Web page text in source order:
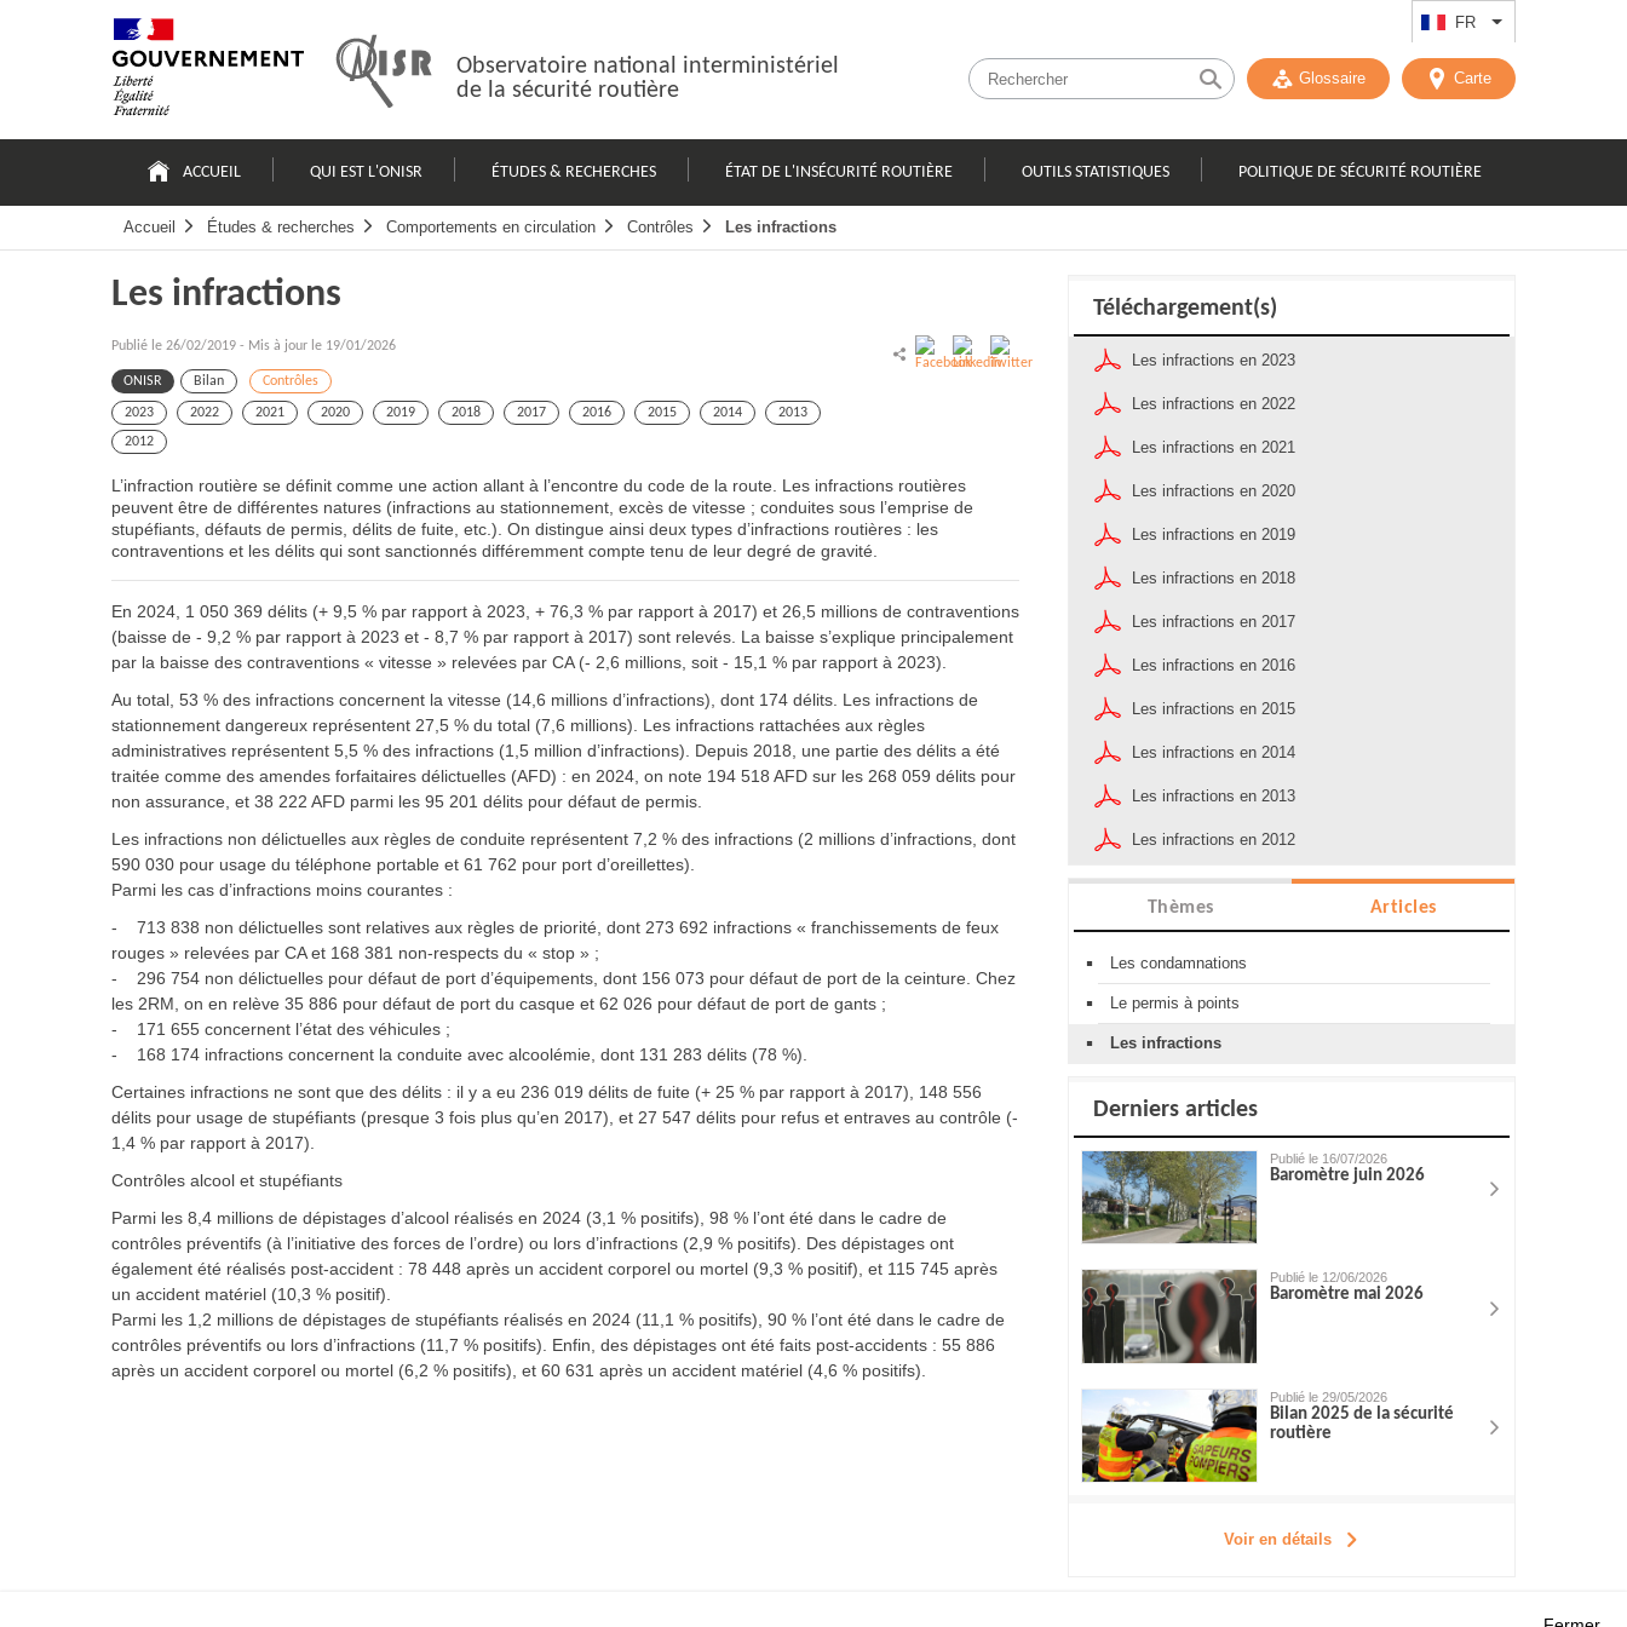
FR Lister les actions
Observatoire national interministériel
de la sécurité routière
Glossaire Carte
principale
ACCUEIL QUI EST L'ONISR ÉTUDES & RECHERCHES ÉTAT DE L'INSÉCURITÉ ROUTIÈRE OUTILS STATISTIQUES POLITIQUE DE SÉCURITÉ ROUTIÈRE
Accueil Études & recherches Comportements en circulation Contrôles Les infractions
Les infractions
Publié le 26/02/2019 - Mis à jour le 19/01/2026
ONISR Bilan Contrôles
2023 2022 2021 2020 2019 2018 2017 2016 2015 2014
2013
2012
L’infraction routière se définit comme une action allant à l’encontre du code de la route. Les infractions routières
peuvent être de différentes natures (infractions au stationnement, excès de vitesse ; conduites sous l’emprise de
stupéfiants, défauts de permis, délits de fuite, etc.). On distingue ainsi deux types d’infractions routières : les
contraventions et les délits qui sont sanctionnés différemment compte tenu de leur degré de gravité.
En 2024, 1 050 369 délits (+ 9,5 % par rapport à 2023, + 76,3 % par rapport à 2017) et 26,5 millions de contraventions
(baisse de - 9,2 % par rapport à 2023 et - 8,7 % par rapport à 2017) sont relevés. La baisse s’explique principalement
par la baisse des contraventions « vitesse » relevées par CA (- 2,6 millions, soit - 15,1 % par rapport à 2023).
Au total, 53 % des infractions concernent la vitesse (14,6 millions d’infractions), dont 174 délits. Les infractions de
stationnement dangereux représentent 27,5 % du total (7,6 millions). Les infractions rattachées aux règles
administratives représentent 5,5 % des infractions (1,5 million d’infractions). Depuis 2018, une partie des délits a été
traitée comme des amendes forfaitaires délictuelles (AFD) : en 2024, on note 194 518 AFD sur les 268 059 délits pour
non assurance, et 38 222 AFD parmi les 95 201 délits pour défaut de permis.
Les infractions non délictuelles aux règles de conduite représentent 7,2 % des infractions (2 millions d’infractions, dont
590 030 pour usage du téléphone portable et 61 762 pour port d’oreillettes).
Parmi les cas d’infractions moins courantes :
- 713 838 non délictuelles sont relatives aux règles de priorité, dont 273 692 infractions « franchissements de feux
rouges » relevées par CA et 168 381 non-respects du « stop » ;
- 296 754 non délictuelles pour défaut de port d’équipements, dont 156 073 pour défaut de port de la ceinture. Chez
les 2RM, on en relève 35 886 pour défaut de port du casque et 62 026 pour défaut de port de gants ;
- 171 655 concernent l’état des véhicules ;
- 168 174 infractions concernent la conduite avec alcoolémie, dont 131 283 délits (78 %).
Certaines infractions ne sont que des délits : il y a eu 236 019 délits de fuite (+ 25 % par rapport à 2017), 148 556
délits pour usage de stupéfiants (presque 3 fois plus qu’en 2017), et 27 547 délits pour refus et entraves au contrôle (-
1,4 % par rapport à 2017).
Contrôles alcool et stupéfiants
Parmi les 8,4 millions de dépistages d’alcool réalisés en 2024 (3,1 % positifs), 98 % l’ont été dans le cadre de
contrôles préventifs (à l’initiative des forces de l’ordre) ou lors d’infractions (2,9 % positifs). Des dépistages ont
également été réalisés post-accident : 78 448 après un accident corporel ou mortel (9,3 % positif), et 115 745 après
un accident matériel (10,3 % positif).
Parmi les 1,2 millions de dépistages de stupéfiants réalisés en 2024 (11,1 % positifs), 90 % l’ont été dans le cadre de
contrôles préventifs ou lors d’infractions (11,7 % positifs). Enfin, des dépistages ont été faits post-accidents : 55 886
après un accident corporel ou mortel (6,2 % positifs), et 60 631 après un accident matériel (4,6 % positifs).
Téléchargement(s)
Les infractions en 2023
Les infractions en 2022
Les infractions en 2021
Les infractions en 2020
Les infractions en 2019
Les infractions en 2018
Les infractions en 2017
Les infractions en 2016
Les infractions en 2015
Les infractions en 2014
Les infractions en 2013
Les infractions en 2012
Thèmes Articles
Les condamnations
Le permis à points
Les infractions
Derniers articles
Publié le 16/07/2026
Baromètre juin 2026
Publié le 12/06/2026
Baromètre mai 2026
Publié le 29/05/2026
Bilan 2025 de la sécurité
routière
Voir en détails